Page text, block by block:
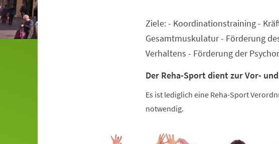
Ziele: - Koordinationstraining -
Gesamtmuskulatur - Förderung
Verhaltens - Förderung der
Der Reha-Sport dient zur Vor-
Es ist lediglich eine Reha-Sport
notwendig.